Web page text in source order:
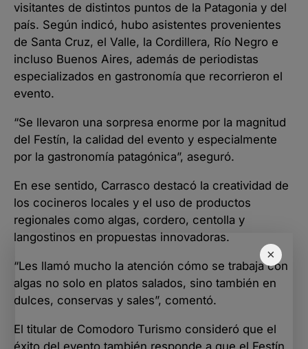
×
visitantes de distintos puntos de la Patagonia y del
país. Según indicó, hubo asistentes provenientes
de Santa Cruz, el Valle, la Cordillera, Río Negro e
incluso Buenos Aires, además de periodistas
especializados en gastronomía que recorrieron el
evento.
“Se llevaron una sorpresa enorme por la magnitud
del Festín, la calidad del evento y especialmente
por la gastronomía patagónica”, aseguró.
En ese sentido, Carrasco destacó la creatividad de
los cocineros locales y el uso de productos
regionales como algas, cordero, centolla y
langostinos en propuestas innovadoras.
“Les llamó mucho la atención cómo se trabaja con
algas no solo en platos salados, sino también en
dulces, conservas y sales”, comentó.
El titular de Comodoro Turismo consideró que el
éxito del evento también responde a que el Festín